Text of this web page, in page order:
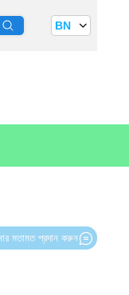
BN
মতামত প্রদান করুন